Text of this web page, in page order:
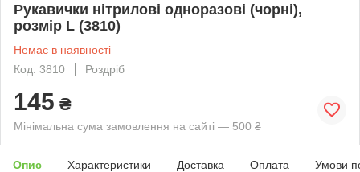
Рукавички нітрилові одноразові (чорні),
розмір L (3810)
Немає в наявності
Код: 3810
Роздріб
145 ₴
Мінімальна сума замовлення на сайті — 500 ₴
Опис Характеристики Доставка Оплата Умови